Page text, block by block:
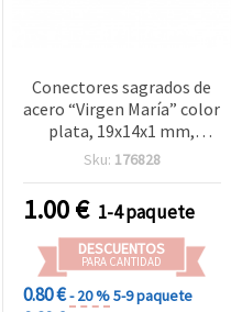
Conectores sagrados de
acero “Virgen María” color
plata, 19x14x1 mm,
agujero 1 mm, pack de 2,
collares y bisutería
espiritual DIY y
manualidades
Sku: 176828
1.00€ 1-4 paquete
DESCUENTOS
PARA CANTIDAD
0.80 €- 20 %5-9 paquete